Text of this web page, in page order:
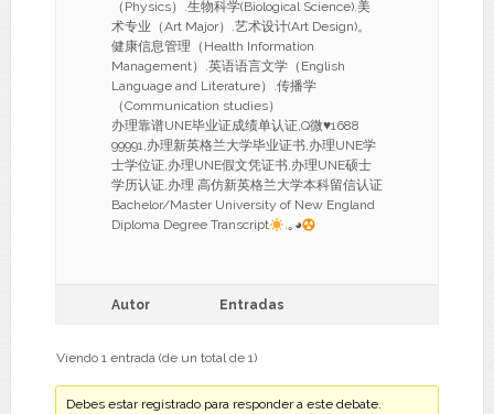
（Physics）.生物科学(Biological Science).美
术专业（Art Major）.艺术设计(Art Design)。
健康信息管理（Health Information
Management）.英语语言文学（English
Language and Literature）.传播学
（Communication studies）
办理靠谱UNE毕业证成绩单认证,Q微♥1688
99991,办理新英格兰大学毕业证书,办理UNE学
士学位证,办理UNE假文凭证书,办理UNE硕士
学历认证,办理 高仿新英格兰大学本科留信认证
Bachelor/Master University of New England
Diploma Degree Transcript
.｡◕
Autor Entradas
Viendo 1 entrada (de un total de 1)
Debes estar registrado para responder a este debate.